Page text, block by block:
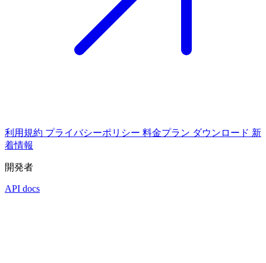
利用規約 プライバシーポリシー 料金プラン ダウンロード 新
着情報
開発者
API docs